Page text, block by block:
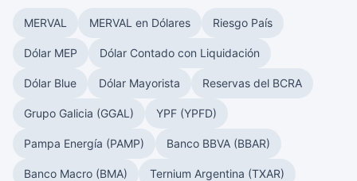
MERVAL MERVAL en Dólares Riesgo País
Dólar MEP Dólar Contado con Liquidación
Dólar Blue Dólar Mayorista Reservas del BCRA
Grupo Galicia (GGAL) YPF (YPFD)
Pampa Energía (PAMP) Banco BBVA (BBAR)
Banco Macro (BMA) Ternium Argentina (TXAR)